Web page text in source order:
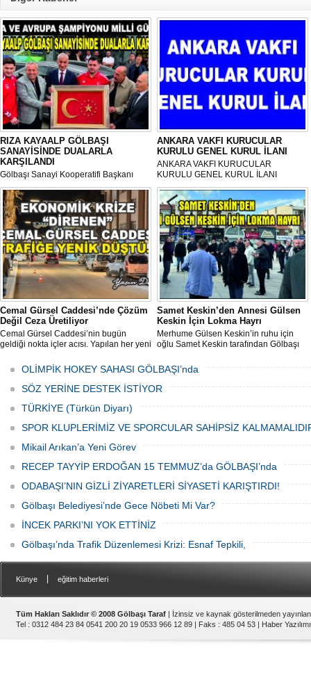
RIZA KAYAALP GÖLBAŞI
SANAYİSİNDE DUALARLA
KARŞILANDI
Gölbaşı Sanayi Kooperatifi Başkanı
Mehmet Aktay öncülüğünde, sanayi
esnafı adına düzenlenen anlamlı anma
programı Sanayi Camii’nde yoğun
katılımla gerçekleştirildi.
ANKARA VAKFI KURUCULAR
KURULU GENEL KURUL İLANI
ANKARA VAKFI KURUCULAR
KURULU GENEL KURUL İLANI
Cemal Gürsel Caddesi’nde Çözüm
Değil Ceza Üretiliyor
Cemal Gürsel Caddesi’nin bugün
geldiği nokta içler acısı. Yapılan her yeni
adeta başka bir noktaya taşıyor
Samet Keskin’den Annesi Gülsen
Keskin İçin Lokma Hayrı
Merhume Gülsen Keskin’in ruhu için
oğlu Samet Keskin tarafından Gölbaşı
önünde lokma ikramı gerçekleştirildi.
Düzenlenen hayra çok sayıda siyasi
temsilci, sivil toplum kuruluşu üyeleri ve
OLİMPİK HOKEY SAHASI GÖLBAŞI’nda
SÖZ YERİNE DESTEK İSTİYOR
TÜRKİYE (Türkün Diyarı)
SPOR KLUPLERİMİZ VE SPORCULAR SAHİPSİZ
Mikail Arıkan’a Yeni Görev
RECEP TAYYİP ERDOĞAN 15 TEMMUZ’da GÖLBAŞI’nda
ODABAŞI’NIN GİZLİ ZİYARETLERİ SİYASETİ KARIŞTIRDI!
Gölbaşı Belediyesi’nde Gece Nöbeti Mi Var?
İNCEK PARKI’NI YOK ETTİNİZ
Gölbaşı’nda Trafik Düzenlemesi Krizi: Esnaf Tepkili,
Künye eğitim haberleri
Tüm Hakları Saklıdır © 2008 Gölbaşı Taraf | İzinsiz ve kaynak gösterilmeden
Tel : 0312 484 23 84 0541 200 20 19 0533 966 12 89 | Faks : 485 04 53 | Haber Yazılımı